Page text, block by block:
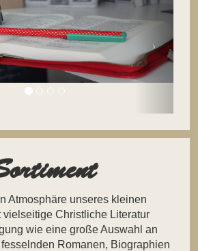
Atmosphäre unseres kleinen
vielseitige Christliche Literatur
wie eine große Auswahl an
Romanen, Biographien